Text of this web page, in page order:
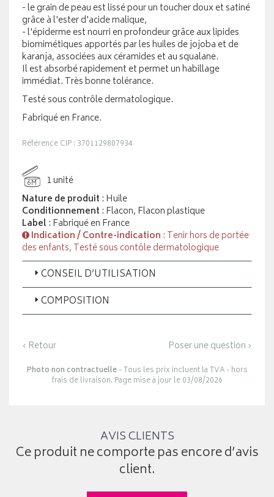
- le grain de peau est lissé pour un toucher doux et satiné
grâce à l'ester d'acide malique,
- l'épiderme est nourri en profondeur grâce aux lipides
biomimétiques apportés par les huiles de jojoba et de
karanja, associées aux céramides et au squalane.
Il est absorbé rapidement et permet un habillage
immédiat. Très bonne tolérance.
Testé sous contrôle dermatologique.
Fabriqué en France.
Référence CIP : 3701129807934
6M
1 unité
Nature de produit : Huile
Conditionnement : Flacon, Flacon plastique
Label: Fabriqué en France
Indication / Contre-indication : Tenir hors de portée
des enfants, Testé sous contôle dermatologique
CONSEIL D’UTILISATION
COMPOSITION
‹ Retour Poser une question ›
Photo non contractuelle- Tous les prix incluent la TVA - hors
frais de livraison. Page mise à jour le 03/08/2026
AVIS CLIENTS
Ce produit ne comporte pas encore d’avis
client.